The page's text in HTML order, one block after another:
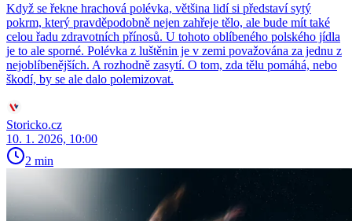
Když se řekne hrachová polévka, většina lidí si představí sytý
pokrm, který pravděpodobně nejen zahřeje tělo, ale bude mít také
celou řadu zdravotních přínosů. U tohoto oblíbeného polského jídla
je to ale sporné. Polévka z luštěnin je v zemi považována za jednu z
nejoblíbenějších. A rozhodně zasytí. O tom, zda tělu pomáhá, nebo
škodí, by se ale dalo polemizovat.
Storicko.cz
10. 1. 2026, 10:00
2 min